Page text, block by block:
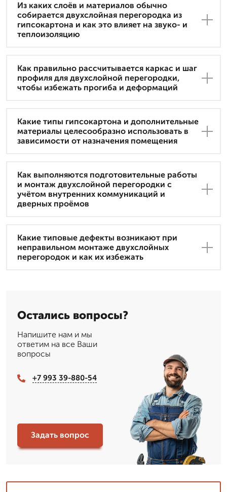
Из каких слоёв и материалов обычно
собирается двухслойная перегородка из
гипсокартона и как это влияет на звуко- и
теплоизоляцию
Как правильно рассчитывается каркас и шаг
профиля для двухслойной перегородки,
чтобы избежать прогиба и деформаций
Какие типы гипсокартона и дополнительные
материалы целесообразно использовать в
зависимости от назначения помещения
Как выполняются подготовительные работы
и монтаж двухслойной перегородки с
учётом внутренних коммуникаций и
дверных проёмов
Какие типовые дефекты возникают при
неправильном монтаже двухслойных
перегородок и как их избежать
Остались вопросы?
Напишите нам и мы
ответим на все Ваши
вопросы
+7 993 39-880-54
Задать вопрос